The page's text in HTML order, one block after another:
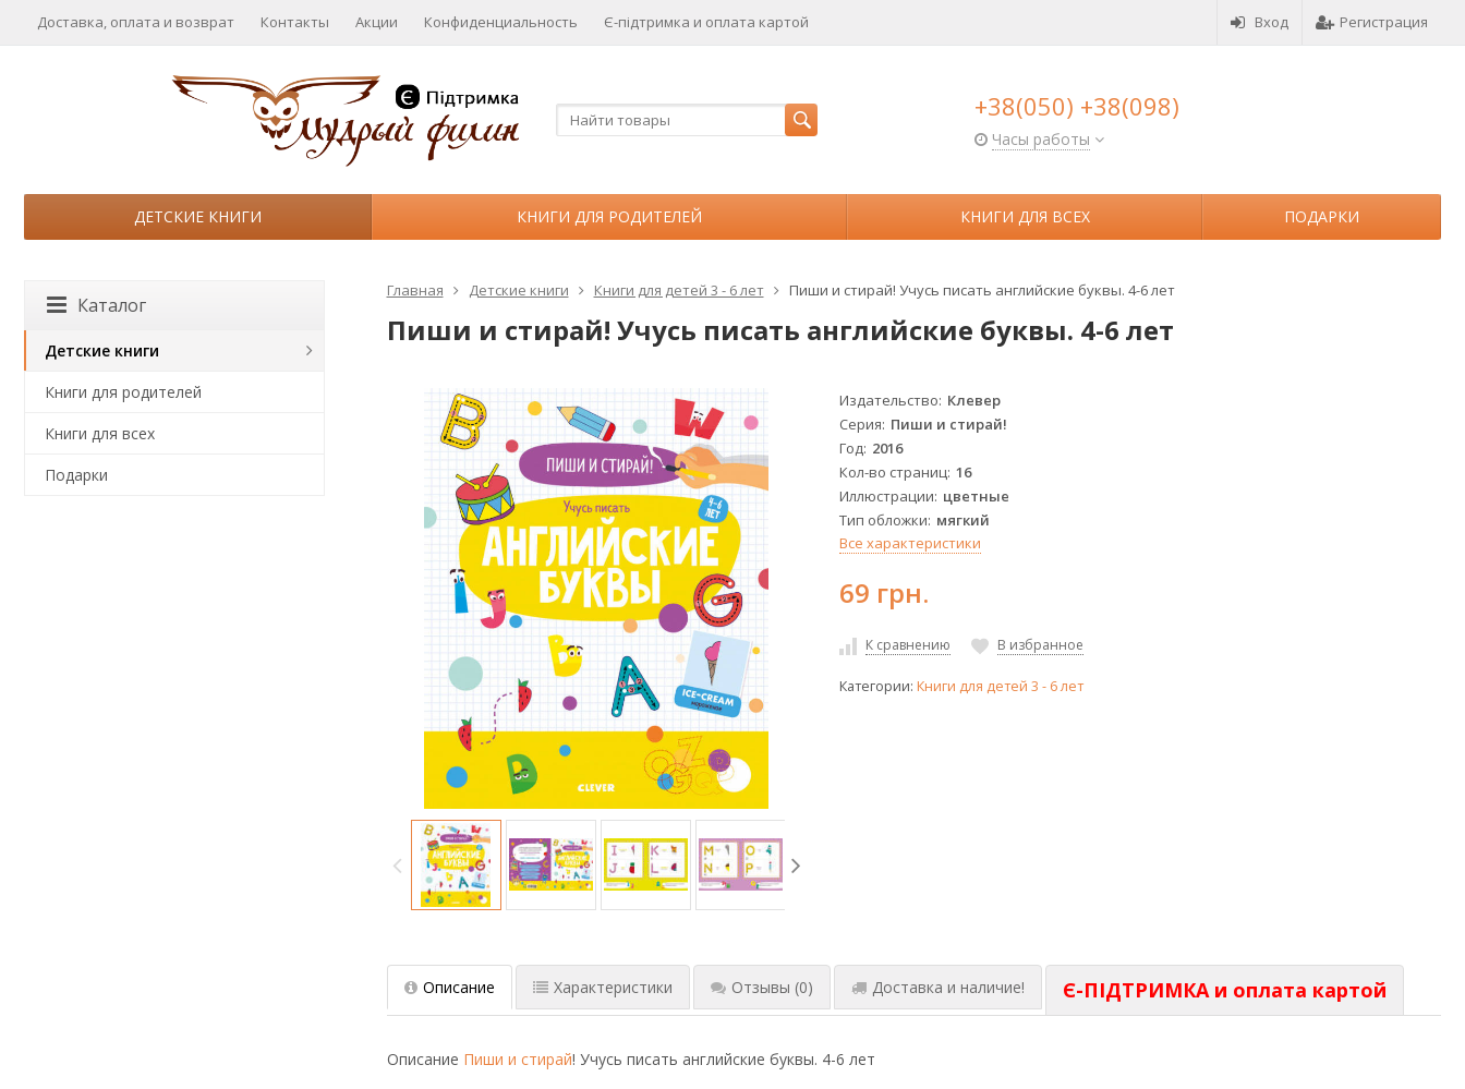
Вход Регистрация
Доставка, оплата и возврат Контакты Акции Конфиденциальность Є-підтримка и оплата картой
+38(050) +38(098)
Часы работы
ДЕТСКИЕ КНИГИ КНИГИ ДЛЯ РОДИТЕЛЕЙ КНИГИ ДЛЯ ВСЕХ ПОДАРКИ
Главная Детские книги Книги для детей 3 - 6 лет Пиши и стирай! Учусь писать английские буквы. 4-6 лет
Пиши и стирай! Учусь писать английские буквы. 4-6 лет
Издательство Клевер
Серия Пиши и стирай!
Год 2016
Кол-во страниц 16
Иллюстрации цветные
Тип обложки мягкий
Все характеристики
69 грн.
К сравнению В избранное
Категории:Книги для детей 3 - 6 лет
Описание Характеристики Отзывы (0) Доставка и наличие! Є-ПІДТРИМКА и оплата картой
Описание Пиши и стирай! Учусь писать английские буквы. 4-6 лет
Каталог
Детские книги
Книги для родителей
Книги для всех
Подарки